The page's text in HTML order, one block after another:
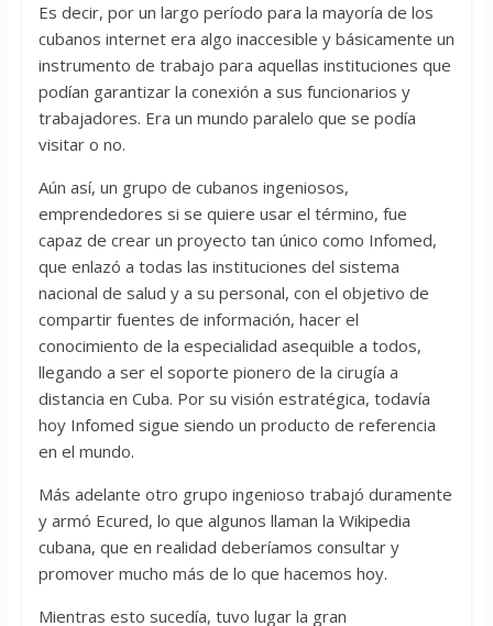
Es decir, por un largo período para la mayoría de los
cubanos internet era algo inaccesible y básicamente un
instrumento de trabajo para aquellas instituciones que
podían garantizar la conexión a sus funcionarios y
trabajadores. Era un mundo paralelo que se podía
visitar o no.
Aún así, un grupo de cubanos ingeniosos,
emprendedores si se quiere usar el término, fue
capaz de crear un proyecto tan único como Infomed,
que enlazó a todas las instituciones del sistema
nacional de salud y a su personal, con el objetivo de
compartir fuentes de información, hacer el
conocimiento de la especialidad asequible a todos,
llegando a ser el soporte pionero de la cirugía a
distancia en Cuba. Por su visión estratégica, todavía
hoy Infomed sigue siendo un producto de referencia
en el mundo.
Más adelante otro grupo ingenioso trabajó duramente
y armó Ecured, lo que algunos llaman la Wikipedia
cubana, que en realidad deberíamos consultar y
promover mucho más de lo que hacemos hoy.
Mientras esto sucedía, tuvo lugar la gran